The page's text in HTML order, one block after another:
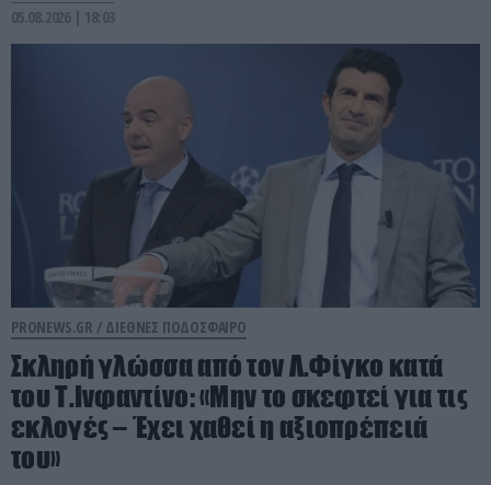
05.08.2026 | 18:03
PRONEWS.GR / ΔΙΕΘΝΕΣ ΠΟΔΟΣΦΑΙΡΟ
Σκληρή γλώσσα από τον Λ.Φίγκο κατά
του Τ.Ινφαντίνο: «Μην το σκεφτεί για τις
εκλογές – Έχει χαθεί η αξιοπρέπειά
του»